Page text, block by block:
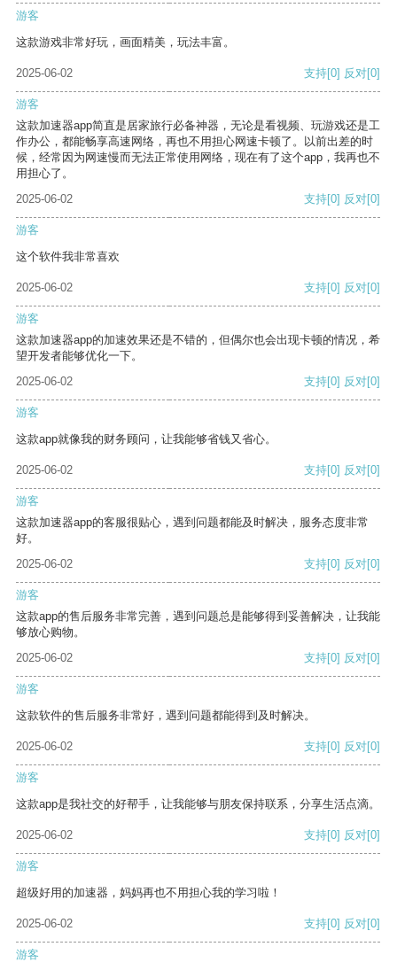
游客
这款游戏非常好玩，画面精美，玩法丰富。
2025-06-02 支持[0] 反对[0]
游客
这款加速器app简直是居家旅行必备神器，无论是看视频、玩游戏还是工
作办公，都能畅享高速网络，再也不用担心网速卡顿了。以前出差的时
候，经常因为网速慢而无法正常使用网络，现在有了这个app，我再也不
用担心了。
2025-06-02
支持[0] 反对[0]
游客
这个软件我非常喜欢
2025-06-02 支持[0] 反对[0]
游客
这款加速器app的加速效果还是不错的，但偶尔也会出现卡顿的情况，希
望开发者能够优化一下。
2025-06-02
支持[0] 反对[0]
游客
这款app就像我的财务顾问，让我能够省钱又省心。
2025-06-02 支持[0] 反对[0]
游客
这款加速器app的客服很贴心，遇到问题都能及时解决，服务态度非常
好。
2025-06-02
支持[0] 反对[0]
游客
这款app的售后服务非常完善，遇到问题总是能够得到妥善解决，让我能
够放心购物。
2025-06-02
支持[0] 反对[0]
游客
这款软件的售后服务非常好，遇到问题都能得到及时解决。
2025-06-02 支持[0] 反对[0]
游客
这款app是我社交的好帮手，让我能够与朋友保持联系，分享生活点滴。
2025-06-02 支持[0] 反对[0]
游客
超级好用的加速器，妈妈再也不用担心我的学习啦！
2025-06-02 支持[0] 反对[0]
游客